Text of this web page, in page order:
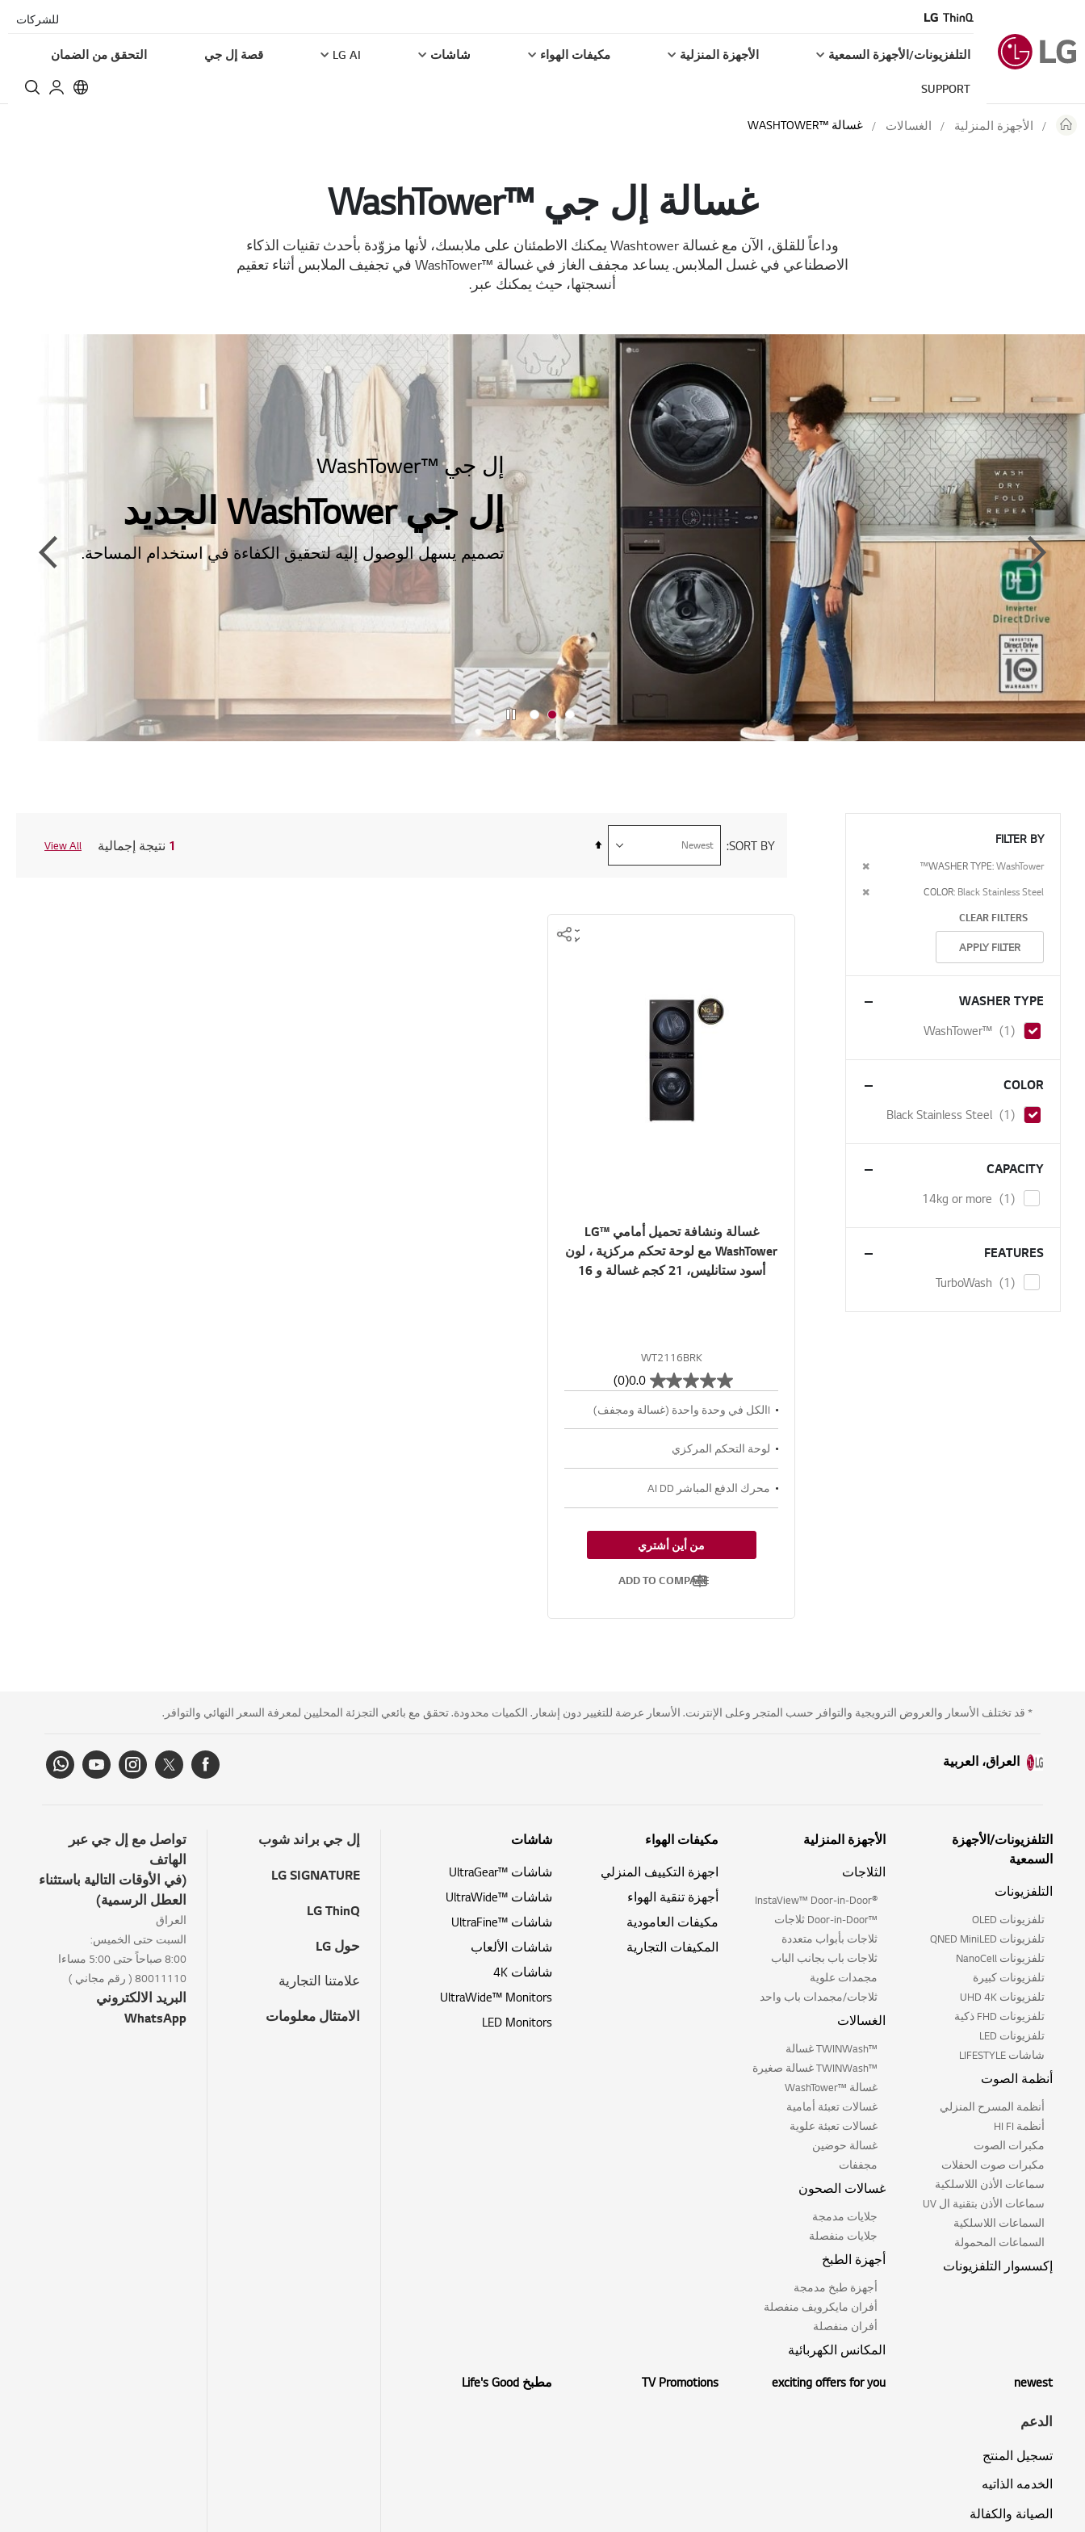
للشركات
التلفزيونات/الأجهزة السمعية الأجهزة المنزلية مكيفات الهواء شاشات LG AI قصة إل جي التحقق من الضمان
SUPPORT
الأجهزة المنزلية الغسالات غسالة ™WASHTOWER
غسالة إل جي ™WashTower
وداعاً للقلق، الآن مع غسالة Washtower يمكنك الاطمئنان على ملابسك، لأنها مزوّدة بأحدث تقنيات الذكاء
الاصطناعي في غسل الملابس. يساعد مجفف الغاز في غسالة ™WashTower في تجفيف الملابس أثناء تعقيم
أنسجتها، حيث يمكنك عبر.
إل جي ™WashTower
إل جي WashTower الجديد
تصميم يسهل الوصول إليه لتحقيق الكفاءة في استخدام المساحة.
SORT BY
Descending
1 نتيجة إجمالية View All
غسالة ونشافة تحميل أمامي ™LG
WashTower مع لوحة تحكم مركزية ، لون
أسود ستانليس، 21 كجم غسالة و 16
WT2116BRK
0.0
(0)
Iالكل في وحدة واحدة (غسالة ومجفف)
لوحة التحكم المركزي
محرك الدفع المباشر AI DD
من أين أشتري
ADD TO COMPARE
FILTER BY
WASHER TYPE WashTower™
COLOR Black Stainless Steel
CLEAR FILTERS
APPLY FILTER
WASHER TYPE
WashTower™ 1
item
COLOR
Black Stainless Steel 1
item
CAPACITY
14kg or more 1
item
FEATURES
TurboWash 1
item
* قد تختلف الأسعار والعروض الترويجية والتوافر حسب المتجر وعلى الإنترنت. الأسعار عرضة للتغيير دون إشعار. الكميات محدودة. تحقق مع بائعي التجزئة المحليين لمعرفة السعر النهائي والتوافر.
العراق، العربية
التلفزيونات/الأجهزة
السمعية
التلفزيونات
تلفزيونات OLED
تلفزيونات QNED MiniLED
تلفزيونات NanoCell
تلفزيونات كبيرة
تلفزيونات UHD 4K
تلفزيونات FHD ذكية
تلفزيونات LED
شاشات LIFESTYLE
أنظمة الصوت
أنظمة المسرح المنزلي
أنظمة HI FI
مكبرات الصوت
مكبرات صوت الحفلات
سماعات الأذن اللاسلكية
سماعات الأذن بتقنية ال UV
السماعات اللاسلكية
السماعات المحمولة
إكسسوار التلفزيونات
الأجهزة المنزلية
الثلاجات
®InstaView™ Door-in-Door
™Door-in-Door ثلاجات
ثلاجات بأبواب متعددة
ثلاجات باب بجانب الباب
مجمدات علوية
ثلاجات/مجمدات باب واحد
الغسالات
™TWINWash غسالة
™TWINWash غسالة صغيرة
غسالة ™WashTower
غسالات تعبئة أمامية
غسالات تعبئة علوية
غسالة حوضين
مجففات
غسالات الصحون
جلايات مدمجة
جلايات منفصلة
أجهزة الطبخ
أجهزة طبخ مدمجة
أفران مايكرويف منفصلة
أفران منفصلة
المكانس الكهربائية
مكيفات الهواء
اجهزة التكييف المنزلي
أجهزة تنقية الهواء
مكيفات العامودية
المكيفات التجارية
شاشات
شاشات ™UltraGear
شاشات ™UltraWide
شاشات ™UltraFine
شاشات الألعاب
شاشات 4K
UltraWide™ Monitors
LED Monitors
newest
exciting offers for you
TV Promotions مطبخ Life's Good
الدعم
تسجيل المنتج
الخدمه الذاتيه
الصيانة والكفالة
إل جي براند شوب
LG SIGNATURE
LG ThinQ
حول LG
علامتنا التجارية
الامتثال معلومات
تواصل مع إل جي عبر
الهاتف
(في الأوقات التالية باستثناء
العطل الرسمية)
العراق
السبت حتى الخميس:
8:00 صباحاً حتى 5:00 مساءا
80011110 ( رقم مجاني )
البريد الالكتروني
WhatsApp